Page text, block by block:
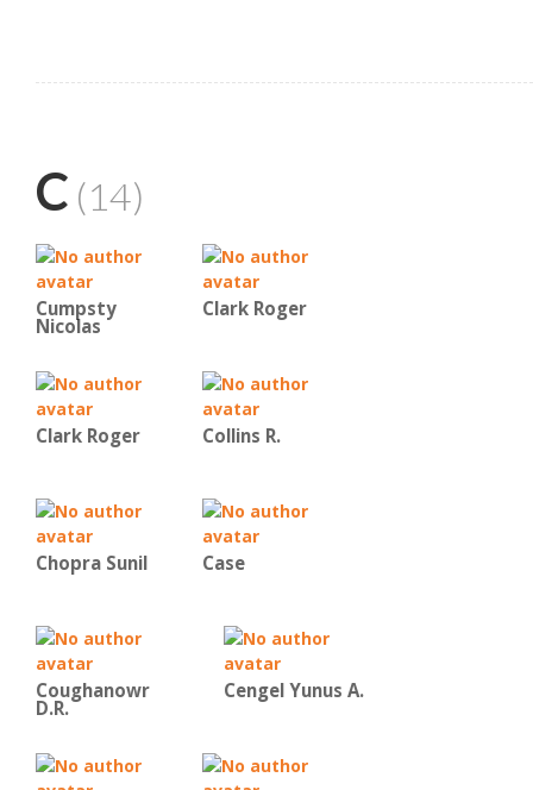
C (14)
Cumpsty
Nicolas
Clark Roger
Clark Roger Collins R.
Chopra Sunil Case
Coughanowr
D.R.
Cengel Yunus A.